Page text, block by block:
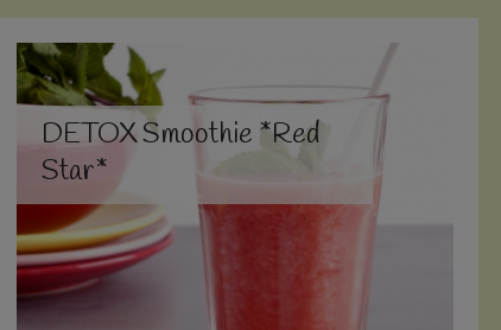
DETOX Smoothie *Red
Star*